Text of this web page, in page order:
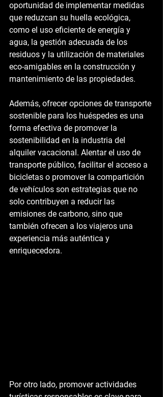
oportunidad de implementar medidas
que reduzcan su huella ecológica,
como el uso eficiente de energía y
agua, la gestión adecuada de los
residuos y la utilización de materiales
eco-amigables en la construcción y
mantenimiento de las propiedades.
Además, ofrecer opciones de transporte
sostenible para los huéspedes es una
forma efectiva de promover la
sostenibilidad en la industria del
alquiler vacacional. Alentar el uso de
transporte público, facilitar el acceso a
bicicletas o promover la compartición
de vehículos son estrategias que no
solo contribuyen a reducir las
emisiones de carbono, sino que
también ofrecen a los viajeros una
experiencia más auténtica y
enriquecedora.
Por otro lado, promover actividades